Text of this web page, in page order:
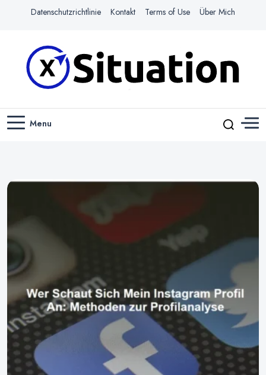
Datenschutzrichtlinie Kontakt Terms of Use Über Mich
X-SITUATION
Menu